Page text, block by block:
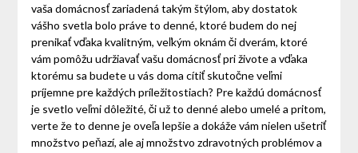
vaša domácnosť zariadená takým štýlom, aby dostatok
vášho svetla bolo práve to denné, ktoré budem do nej
prenikať vďaka kvalitným, veľkým oknám či dverám, ktoré
vám pomôžu udržiavať vašu domácnosť pri živote a vďaka
ktorému sa budete u vás doma cítiť skutočne veľmi
príjemne pre každých príležitostiach? Pre každú domácnosť
je svetlo veľmi dôležité, či už to denné alebo umelé a pritom,
verte že to denne je oveľa lepšie a dokáže vám nielen ušetriť
množstvo peňazí, ale aj množstvo zdravotných problémov a